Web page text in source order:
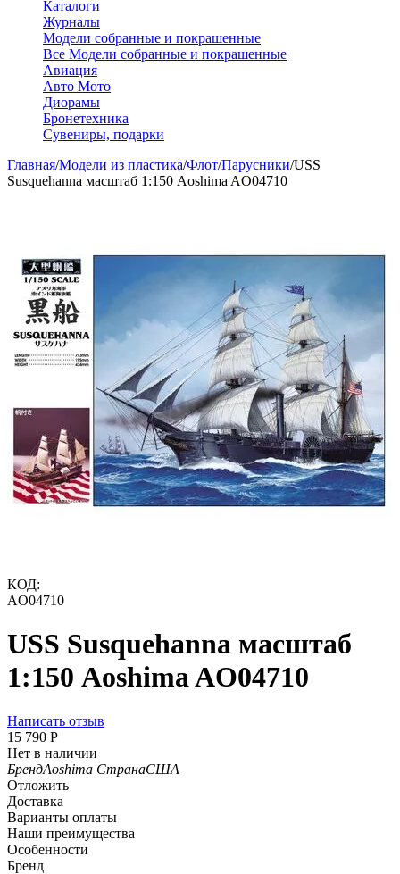
Каталоги
Журналы
Модели собранные и покрашенные
Все Модели собранные и покрашенные
Авиация
Авто Мото
Диорамы
Бронетехника
Сувениры, подарки
Главная/Модели из пластика/Флот/Парусники/USS
Susquehanna масштаб 1:150 Aoshima AO04710
КОД:
AO04710
USS Susquehanna масштаб
1:150 Aoshima AO04710
Написать отзыв
15 790 Р
Нет в наличии
БрендAoshima СтранаСША
Отложить
Доставка
Варианты оплаты
Наши преимущества
Особенности
Бренд